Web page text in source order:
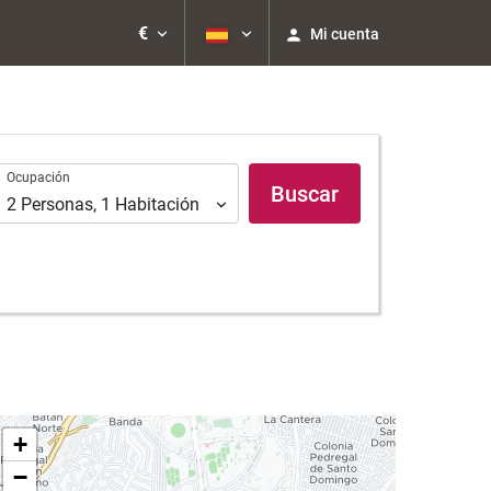
€ Mi cuenta
Ocupación
Ocupación
2 Personas, 1 Habitación Buscar
+
−